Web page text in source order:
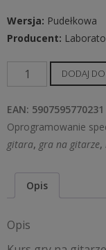
Wersja: Pudełkowa
Producent:
ilość
Kurs
gry
na
gitarze
podstawowa
DODAJ
EAN: 5907595770231
Oprogramowanie
gitara, gra na gitarze,
Opis
Opis